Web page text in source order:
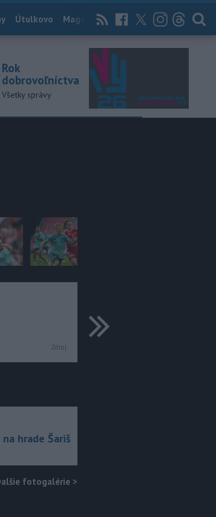
Útulkovo Magazín News Now Archív
Rok
dobrovoľníctva
Všetky správy
Zdroj:
ďalšie
hrade Šariš
fotogalérie >